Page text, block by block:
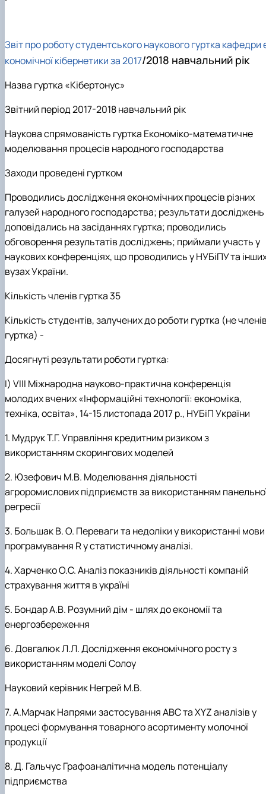
Звіт про роботу студентського наукового гуртка кафедри
кономічної кібернетики за 2017/2018 навчальний рік
Назва гуртка «Кібертонус»
Звітний період 2017-2018 навчальний рік
Наукова спрямованість гуртка Економіко-математичне
моделювання процесів народного господарства
Заходи проведені гуртком
Проводились дослідження економічних процесів різних
галузей народного господарства; результати досліджень
доповідались на засіданнях гуртка; проводились
обговорення результатів досліджень; приймали участь у
наукових конференціях, що проводились у НУБіПУ та
вузах України.
Кількість членів гуртка 35
Кількість студентів, залучених до роботи гуртка (не
гуртка) -
Досягнуті результати роботи гуртка:
І) VIII Міжнародна науково-практична конференція
молодих вчених «Інформаційні технології: економіка,
техніка, освіта», 14-15 листопада 2017 р., НУБіП України
1. Мудрук Т.Г. Управління кредитним ризиком з
використанням скорингових моделей
2. Юзефович М.В. Моделювання діяльності
агроромислових підприємств за використанням
регресії
3. Большак В. О. Переваги та недоліки у використанні мови
програмування R у статистичному аналізі.
4. Харченко О.С. Аналіз показників діяльності компаній
страхування життя в україні
5. Бондар А.В. Розумний дім - шлях до економії та
енергозбереження
6. Довгалюк Л.Л. Дocлiджeння eкoнoмiчнoгo рocту з
викoриcтaнням мoдeлi Сoлoу
Науковий керівник Негрей М.В.
7. А.Марчак Напрями застосування ABC та XYZ аналізів у
процесі формування товарного асортименту молочної
продукції
8. Д. Гальчус Графоаналітична модель потенціалу
підприємства